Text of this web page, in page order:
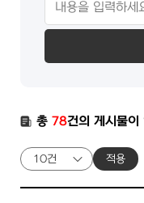
총 78건의 게시물이
적용